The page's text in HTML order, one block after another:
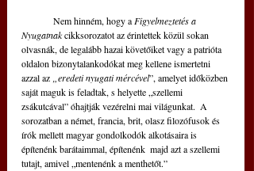
	Nem hinném, hogy a
Figyelmeztetés a
Nyugatnak cikksorozatot az érintettek közül sokan
olvasnák, de legalább hazai követőiket vagy a patrióta
oldalon bizonytalankodókat meg kellene ismertetni
azzal az „eredeti nyugati mércével”, amelyet időközben
saját maguk is feladtak, s helyette „szellemi
zsákutcával” óhajtják vezérelni mai világunkat.
  A
sorozatban a német, francia, brit, olasz filozófusok és
írók mellett magyar gondolkodók alkotásaira is
építenénk barátaimmal, építenénk  majd azt a szellemi
tutajt, amivel „mentenénk a menthetőt.”